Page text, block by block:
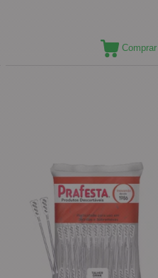
Comprar